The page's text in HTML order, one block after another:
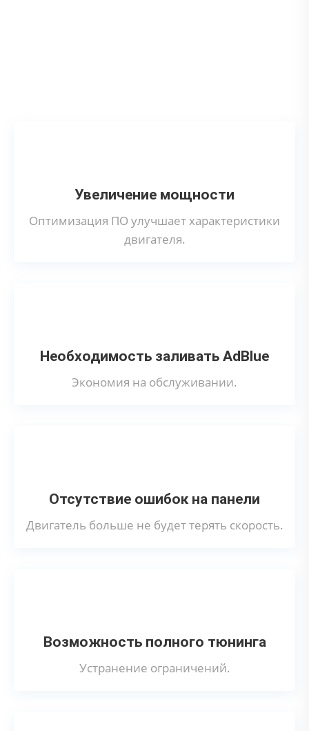
Увеличение мощности
Оптимизация ПО улучшает характеристики
двигателя.
Необходимость заливать AdBlue
Экономия на обслуживании.
Отсутствие ошибок на панели
Двигатель больше не будет терять скорость.
Возможность полного тюнинга
Устранение ограничений.